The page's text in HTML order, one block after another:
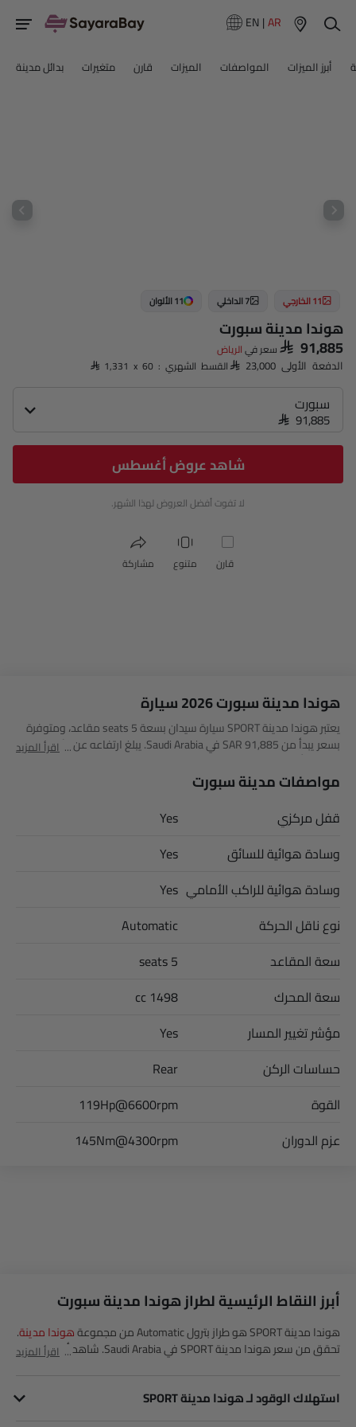
EN|AR
أبرز الميزات المواصفات الميزات قارن متغيرات بدائل مدينة
11 الخارجي 7 الداخلي 11 الألوان
هوندا مدينة سبورت
SAR 91,885 سعر فيالرياض‎
الدفعة الأولى SAR 23,000 القسط الشهري : SAR 1,331 x 60
سبورت
SAR 91,885
شاهد عروض أغسطس
لا تفوت أفضل العروض لهذا الشهر.
قارن متنوع مشاركة
هوندا مدينة سبورت 2026 سيارة
يعتبر هوندا مدينة SPORT سيارة سيدان بسعة 5 seats مقاعد، ومتوفرة
بسعر يبدأ من SAR 91,885 في Saudi Arabia. يبلغ ارتفاعه عن الأرض
STD و 8 Comfort.
اقرأ المزيد
مواصفات مدينة سبورت
قفل مركزي
Yes
وسادة هوائية للسائق
Yes
وسادة هوائية للراكب الأمامي Yes
نوع ناقل الحركة
Automatic
سعة المقاعد
5 seats
سعة المحرك
1498 cc
مؤشر تغيير المسار
Yes
حساسات الركن
Rear
القوة
119Hp@6600rpm
عزم الدوران
145Nm@4300rpm
أبرز النقاط الرئيسية لطراز هوندا مدينة سبورت
هوندا مدينة SPORT هو طراز بترول Automatic من مجموعة هوندا مدينة.
تحقق من سعر هوندا مدينة SPORT في Saudi Arabia. شاهد أحدثاقرأ المزيد
استهلاك الوقود لـ هوندا مدينة SPORT